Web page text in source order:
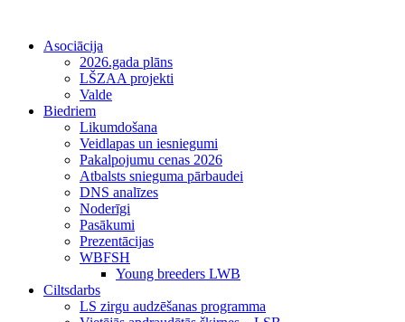
Asociācija
2026.gada plāns
LŠZAA projekti
Valde
Biedriem
Likumdošana
Veidlapas un iesniegumi
Pakalpojumu cenas 2026
Atbalsts snieguma pārbaudei
DNS analīzes
Noderīgi
Pasākumi
Prezentācijas
WBFSH
Young breeders LWB
Ciltsdarbs
LS zirgu audzēšanas programma